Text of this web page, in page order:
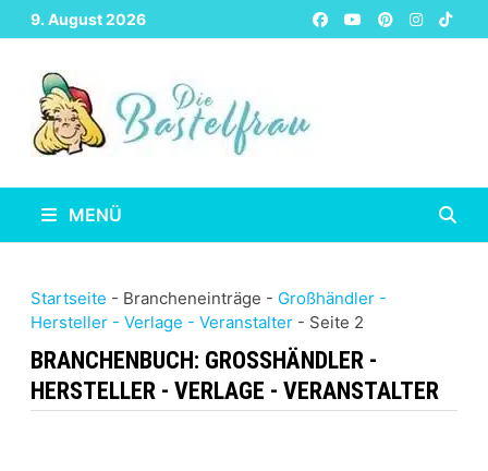
Zurück
zum
Inhalt
9. August 2026
MENÜ
Startseite - Brancheneinträge - Großhändler -
Hersteller - Verlage - Veranstalter- Seite 2
BRANCHENBUCH: GROSSHÄNDLER - H
ERSTELLER - VERLAGE - VERANSTALTER